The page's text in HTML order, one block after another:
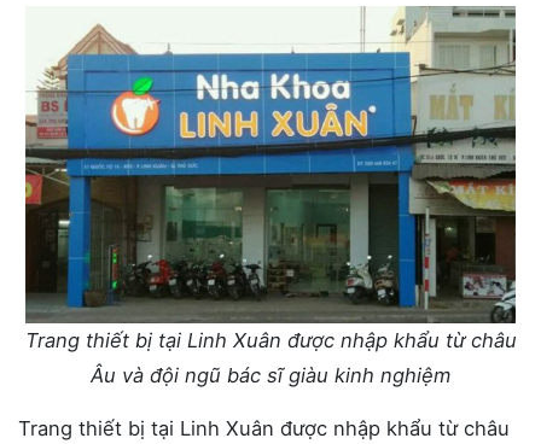
Trang thiết bị tại Linh Xuân được nhập khẩu từ châu
Âu và đội ngũ bác sĩ giàu kinh nghiệm
Trang thiết bị tại Linh Xuân được nhập khẩu từ châu